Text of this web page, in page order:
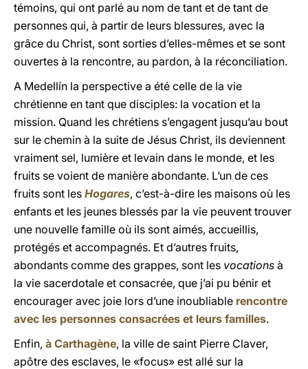
témoins, qui ont parlé au nom de tant et de tant de
personnes qui, à partir de leurs blessures, avec la
grâce du Christ, sont sorties d’elles-mêmes et se sont
ouvertes à la rencontre, au pardon, à la réconciliation.
A Medellín la perspective a été celle de la vie
chrétienne en tant que disciples: la vocation et la
mission. Quand les chrétiens s’engagent jusqu’au bout
sur le chemin à la suite de Jésus Christ, ils deviennent
vraiment sel, lumière et levain dans le monde, et les
fruits se voient de manière abondante. L’un de ces
fruits sont les Hogares, c’est-à-dire les maisons où les
enfants et les jeunes blessés par la vie peuvent trouver
une nouvelle famille où ils sont aimés, accueillis,
protégés et accompagnés. Et d’autres fruits,
abondants comme des grappes, sont les vocations à
la vie sacerdotale et consacrée, que j’ai pu bénir et
encourager avec joie lors d’une inoubliable rencontre
avec les personnes consacrées et leurs familles.
Enfin, à Carthagène, la ville de saint Pierre Claver,
apôtre des esclaves, le «focus» est allé sur la